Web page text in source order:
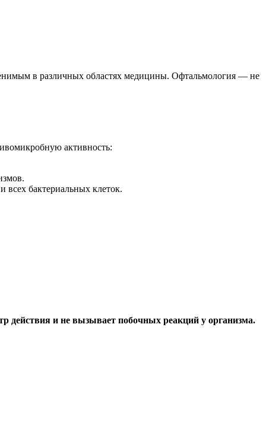
в различных областях медицины. Офтальмология — не
активность:
всех бактериальных клеток.
действия и не вызывает побочных реакций у организма.